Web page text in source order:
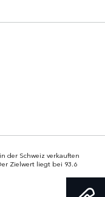
der Schweiz verkauften
Zielwert liegt bei 93.6